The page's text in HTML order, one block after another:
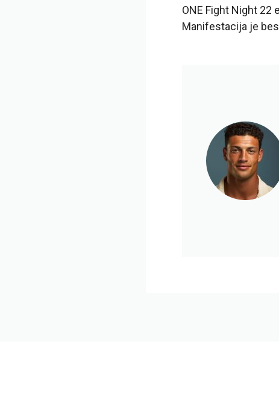
ONE Fight Night 22
Manifestacija je